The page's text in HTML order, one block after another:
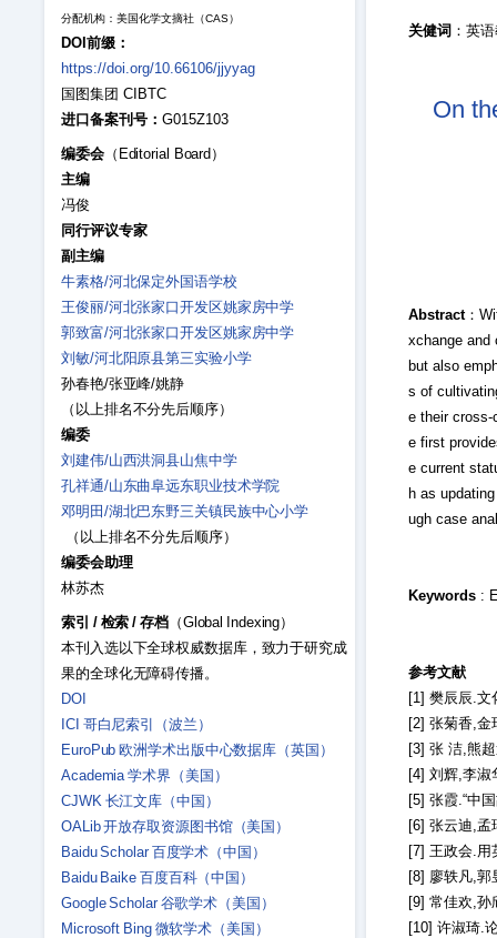
分配机构：美国化学文摘社（CAS）
DOI前缀：
https://doi.org/10.66106/jjyyag
国图集团 CIBTC
进口备案刊号： G015Z103
编委会（Editorial Board）
主编
冯俊
同行评议专家
副主编
牛素格/河北保定外国语学校
王俊丽/河北张家口开发区姚家房中学
郭致富/河北张家口开发区姚家房中学
刘敏/河北阳原县第三实验小学
孙春艳/张亚峰/姚静
（以上排名不分先后顺序）
编委
刘建伟/山西洪洞县山焦中学
孔祥通/山东曲阜远东职业技术学院
邓明田/湖北巴东野三关镇民族中心小学
（以上排名不分先后顺序）
编委会助理
林苏杰
索引 / 检索 /存档（Global Indexing）
本刊入选以下全球权威数据库，致力于研究成
果的全球化无障碍传播。
DOI
ICI 哥白尼索引（波兰）
EuroPub 欧洲学术出版中心数据库（英国）
Academia 学术界（美国）
CJWK 长江文库（中国）
OALib 开放存取资源图书馆（美国）
Baidu Scholar 百度学术（中国）
Baidu Baike 百度百科（中国）
Google Scholar 谷歌学术（美国）
Microsoft Bing 微软学术（美国）
关健词 ：英
On
Abstract：
xchange and
but also
s of
e their cross-
e first
e current
h as
ugh case
Keywords:
参考文献
[1] 樊辰辰.文
[2] 张菊香,金
[3] 张 洁,熊
[4] 刘辉,李淑
[5] 张霞.“中
[6] 张云迪,孟
[7] 王政会.用
[8] 廖轶凡,郭
[9] 常佳欢,孙
[10] 许淑琦.